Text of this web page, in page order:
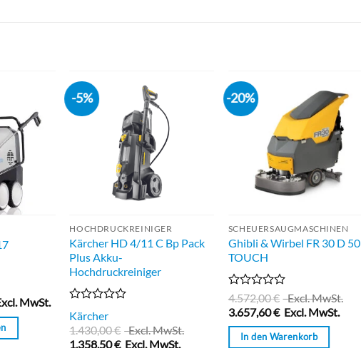
MwSt.
-5%
HOCHDRUCKREINIGER
Kärcher HD 4/11 C Bp Pack
Plus Akku-
Hochdruckreiniger
Bewertet
mit
0
von
Kärcher
1.430,00€ Excl. MwSt.
1.358,50€ Excl. MwSt.
-20%
SCHEUERSAUGMASCHINEN
Ghibli & Wirbel FR 30 D 50
TOUCH
Bewertet
mit
0
von
4.572,00€ Excl. MwSt.
3.657,60€ Excl. MwSt.
In den Warenkorb